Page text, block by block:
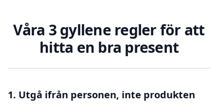
Våra 3 gyllene regler för att
hitta en bra present
1. Utgå ifrån personen, inte produkten